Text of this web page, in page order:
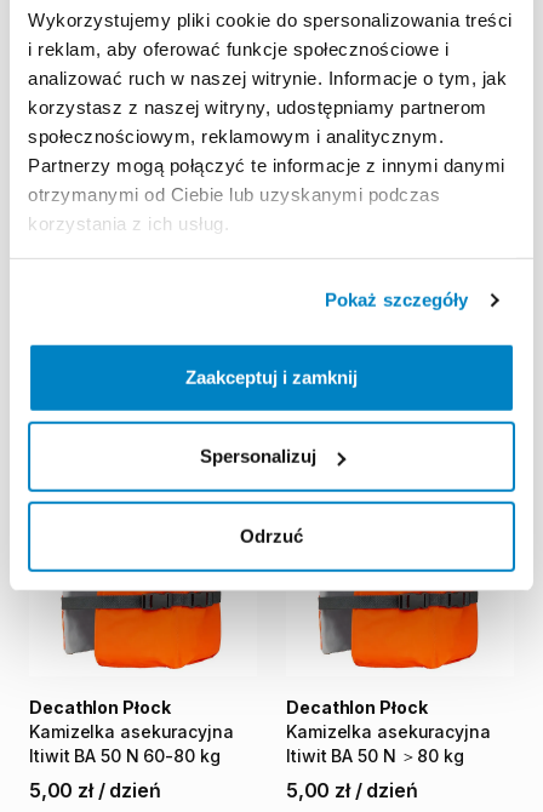
Wykorzystujemy pliki cookie do spersonalizowania treści
i reklam, aby oferować funkcje społecznościowe i
analizować ruch w naszej witrynie. Informacje o tym, jak
korzystasz z naszej witryny, udostępniamy partnerom
społecznościowym, reklamowym i analitycznym.
Partnerzy mogą połączyć te informacje z innymi danymi
otrzymanymi od Ciebie lub uzyskanymi podczas
korzystania z ich usług.
Pokaż szczegóły
Zaakceptuj i zamknij
Spersonalizuj
Odrzuć
Kamizelka asekuracyjna
5,00 zł /
Kamizelka asekuracyjna
Itiwit BA 50 N 60-80 kg
Decathlon Płock
5,00 zł / dzień
Kamizelka asekuracyjna
Itiwit BA 50 N ＞80 kg
Decathlon Płock
5,00 zł / dzień